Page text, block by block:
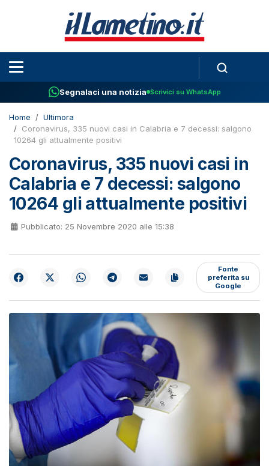
Segnalaci una notizia Scrivici su WhatsApp
Home
Ultimora
Coronavirus, 335 nuovi casi in Calabria e 7 decessi: salgono
10264 gli attualmente positivi
Coronavirus, 335 nuovi casi in
Calabria e 7 decessi: salgono
10264 gli attualmente positivi
Pubblicato: 25 Novembre 2020 alle 15:38
Fonte
preferita su
Google